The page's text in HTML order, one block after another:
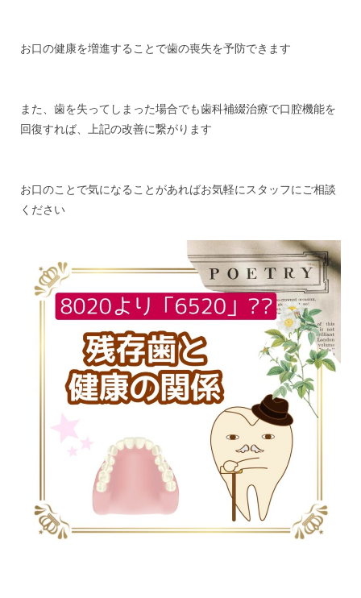
お口の健康を増進することで歯の喪失を予防できます
また、歯を失ってしまった場合でも歯科補綴治療で口腔機能を
回復すれば、上記の改善に繋がります
お口のことで気になることがあればお気軽にスタッフにご相談
ください